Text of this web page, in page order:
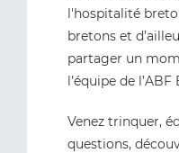
l'hospitalité
bretons et
partager un
l’équipe de
Venez trinquer,
questions,